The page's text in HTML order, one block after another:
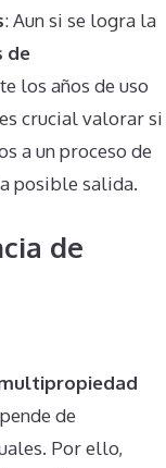
: Aun si se logra la
de
los años de uso
crucial valorar si
a un proceso de
posible salida​.
de
de
Por ello,